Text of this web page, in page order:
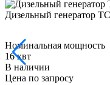
Дизельный генератор
Номинальная мощность
16 квт
В наличии
Цена по запросу